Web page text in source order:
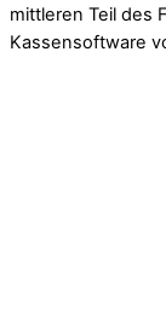
mittleren Teil des
Kassensoftware